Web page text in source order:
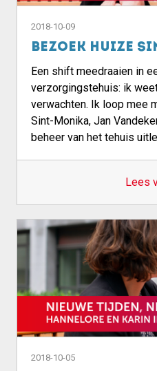
2018-10-09
Bezoek Huize
Een shift meedraaien in
verzorgingstehuis: ik
verwachten. Ik loop mee
Sint-Monika, Jan
beheer van het tehuis
Lees
2018-10-05